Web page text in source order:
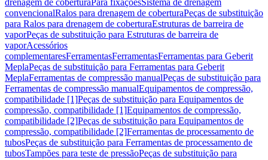
drenagem de coberturaPara fixaçõesSistema de drenagem
convencionalRalos para drenagem de coberturaPeças de substituição
para Ralos para drenagem de coberturaEstruturas de barreira de
vaporPeças de substituição para Estruturas de barreira de
vaporAcessórios
complementaresFerramentasFerramentasFerramentas para Geberit
MeplaPeças de substituição para Ferramentas para Geberit
MeplaFerramentas de compressão manualPeças de substituição para
Ferramentas de compressão manualEquipamentos de compressão,
compatibilidade [1]Peças de substituição para Equipamentos de
compressão, compatibilidade [1]Equipamentos de compressão,
compatibilidade [2]Peças de substituição para Equipamentos de
compressão, compatibilidade [2]Ferramentas de processamento de
tubosPeças de substituição para Ferramentas de processamento de
tubosTampões para teste de pressãoPeças de substituição para